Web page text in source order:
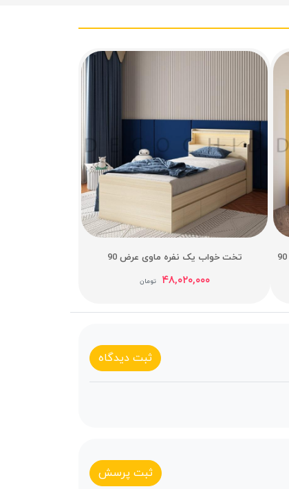
تخت خواب یک نفره ماوی عرض 90
۴۸,۰۲۰,۰۰۰ تومان
ثبت دیدگاه
ثبت پرسش